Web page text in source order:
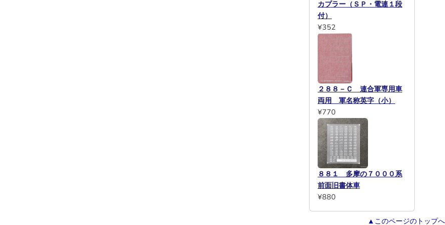
カプラー（ＳＰ・電連１段
付）
¥352
２８８－Ｃ 連合軍専用車
両用 軍名称英字（小）
¥770
８８１ 多摩の７０００系
前面旧書体車
¥880
▲このページのトップへ